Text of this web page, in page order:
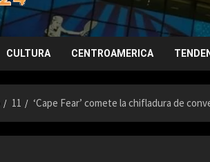
CULTURA CENTROAMERICA
11 ‘Cape Fear’ comete la chifladura de